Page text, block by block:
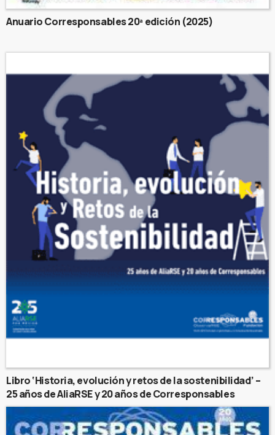
Anuario Corresponsables 20ª edición (2025)
Libro ‘Historia, evolución y retos de la sostenibilidad’ –
25 años de AliaRSE y 20 años de Corresponsables